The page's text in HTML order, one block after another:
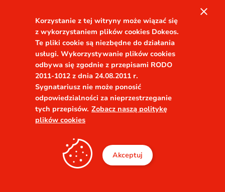
visibility
Zapamiętaj mnie Zapomniałeś hasła?
Korzystanie z tej witryny może wiązać się
z wykorzystaniem plików cookies Dokeos.
Te pliki cookie są niezbędne do działania
usługi. Wykorzystywanie plików cookies
odbywa się zgodnie z przepisami RODO
2011-1012 z dnia 24.08.2011 r.
Sygnatariusz nie może ponosić
odpowiedzialności za nieprzestrzeganie
tych przepisów. Zobacz naszą politykę
plików cookies
Akceptuj
close